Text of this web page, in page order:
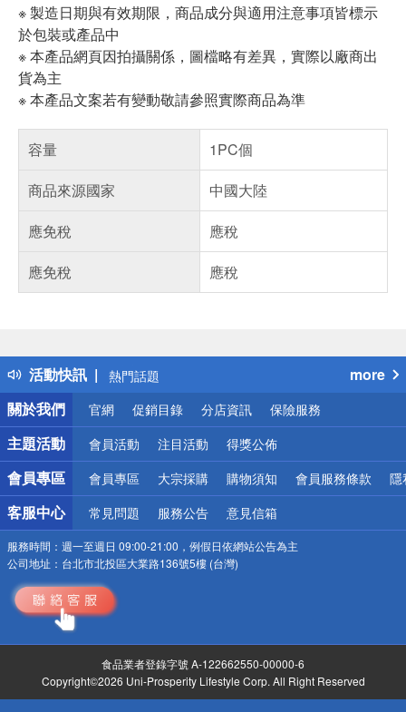
※ 製造日期與有效期限，商品成分與適用注意事項皆標示
於包裝或產品中
※ 本產品網頁因拍攝關係，圖檔略有差異，實際以廠商出
貨為主
※ 本產品文案若有變動敬請參照實際商品為準
容量
1PC個
商品來源國家
中國大陸
應免稅
應稅
應免稅
應稅
活動快訊
得獎公告
熱門話題
銀行優惠
偏遠地區配送
詐騙網頁！請小心！
more
關於我們
官網 促銷目錄 分店資訊 保險服務
主題活動 會員活動 注目活動 得獎公佈
會員專區 會員專區 大宗採購 購物須知 會員服務條款 隱
客服中心 常見問題 服務公告 意見信箱
服務時間： 週一至週日 09:00-21:00，例假日依網站公告為主
公司地址： 台北市北投區大業路136號5樓 (台灣)
食品業者登錄字號 A-122662550-00000-6
Copyright©2026 Uni-Prosperity Lifestyle Corp. All Right Reserved